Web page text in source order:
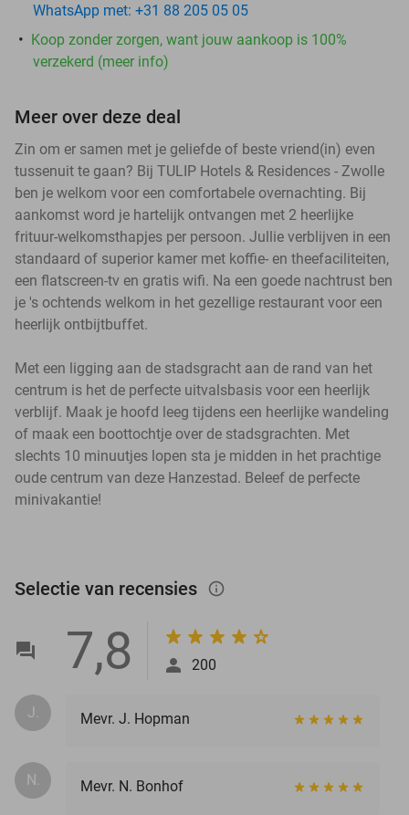
WhatsApp met: +31 88 205 05 05
Koop zonder zorgen, want jouw aankoop is 100%
verzekerd (meer info)
Meer over deze deal
Zin om er samen met je geliefde of beste vriend(in) even
tussenuit te gaan? Bij TULIP Hotels & Residences - Zwolle
ben je welkom voor een comfortabele overnachting. Bij
aankomst word je hartelijk ontvangen met 2 heerlijke
frituur-welkomsthapjes per persoon. Jullie verblijven in een
standaard of superior kamer met koffie- en theefaciliteiten,
een flatscreen-tv en gratis wifi. Na een goede nachtrust ben
je 's ochtends welkom in het gezellige restaurant voor een
heerlijk ontbijtbuffet.
Met een ligging aan de stadsgracht aan de rand van het
centrum is het de perfecte uitvalsbasis voor een heerlijk
verblijf. Maak je hoofd leeg tijdens een heerlijke wandeling
of maak een boottochtje over de stadsgrachten. Met
slechts 10 minuutjes lopen sta je midden in het prachtige
oude centrum van deze Hanzestad. Beleef de perfecte
minivakantie!
Selectie van recensies info_outlined
7,8 200
J. Mevr. J. Hopman
N. Mevr. N. Bonhof